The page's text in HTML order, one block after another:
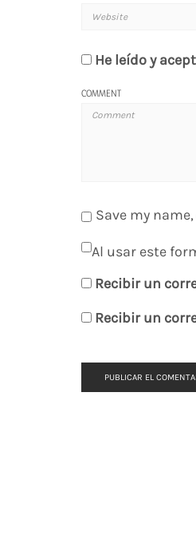
He leído y
COMMENT
Save my
Al usar este
Recibir un
Recibir un